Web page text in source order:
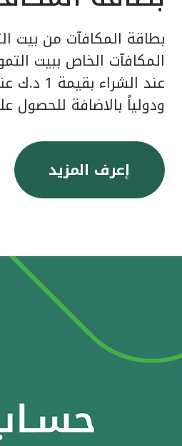
بطاقة المكافآت من بيت
عند
ودولياً بالاضافة للحصول على 1,000 نقطة ترحيبية عند إصدار
إعرف المزيد